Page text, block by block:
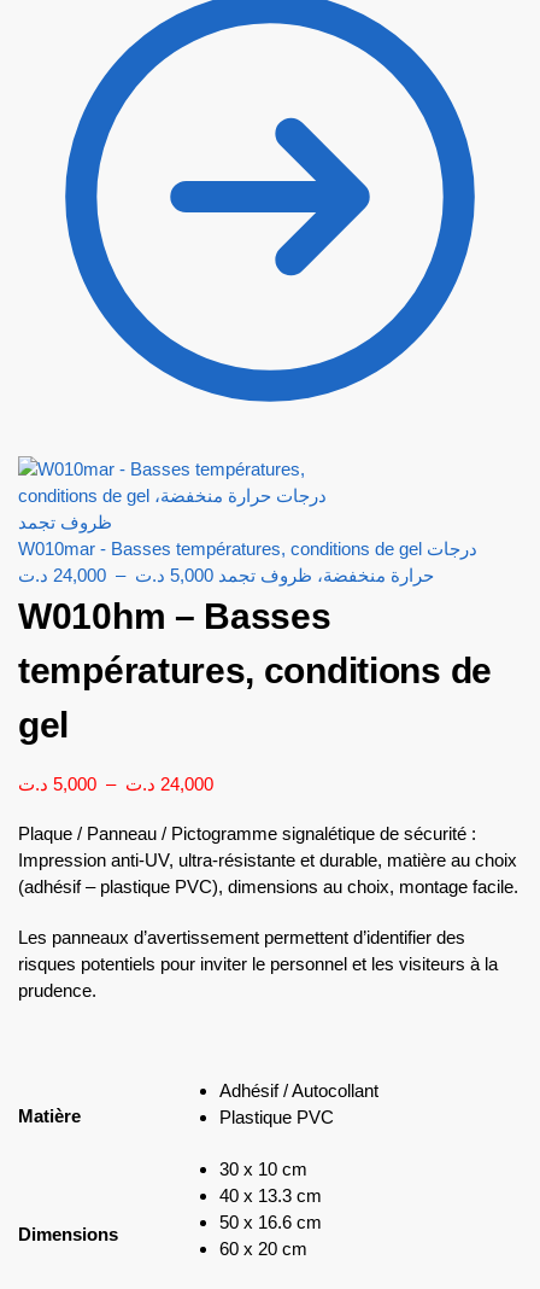
W010mar - Basses températures, conditions de gel درجات
حرارة منخفضة، ظروف تجمد 5,000 د.ت –
24,000 د.ت
W010hm – Basses
températures, conditions de
gel
5,000 د.ت – 24,000 د.ت
Plaque / Panneau / Pictogramme signalétique de sécurité :
Impression anti-UV, ultra-résistante et durable, matière au choix
(adhésif – plastique PVC), dimensions au choix, montage facile.
Les panneaux d’avertissement permettent d’identifier des
risques potentiels pour inviter le personnel et les visiteurs à la
prudence.
Matière
Adhésif / Autocollant
Plastique PVC
Dimensions
30 x 10 cm
40 x 13.3 cm
50 x 16.6 cm
60 x 20 cm